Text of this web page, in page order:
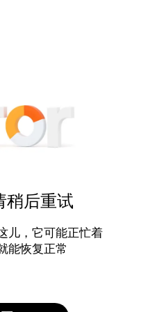
稍后重试
儿，它可能正忙着
能恢复正常